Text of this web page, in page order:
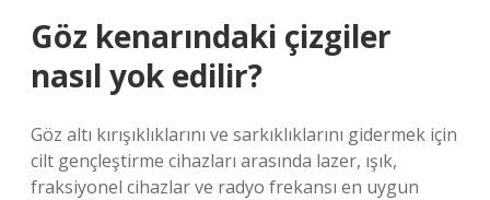
Göz kenarındaki çizgiler
nasıl yok edilir?
Göz altı kırışıklıklarını ve sarkıklıklarını gidermek için
cilt gençleştirme cihazları arasında lazer, ışık,
fraksiyonel cihazlar ve radyo frekansı en uygun